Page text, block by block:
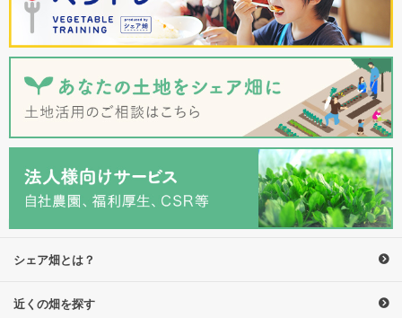
シェア畑とは？
近くの畑を探す